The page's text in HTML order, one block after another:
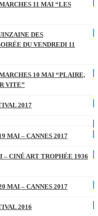
11 MAI “LES
DES
DU VENDREDI 11
10 MAI “PLAIRE,
VITE”
2017
MAI – CANNES 2017
– CINÉ ART TROPHÉE 1936
MAI – CANNES 2017
2016